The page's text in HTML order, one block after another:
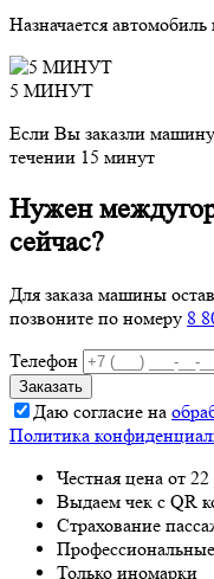
Назначается
5 МИНУТ
Если Вы заказли
течении 15 минут
Нужен
сейчас?
Для заказа машины
позвоните по номеру 8
Телефон
Даю согласие на
Политика
Честная цена от
Выдаем чек с QR
Страхование
Только иномарки